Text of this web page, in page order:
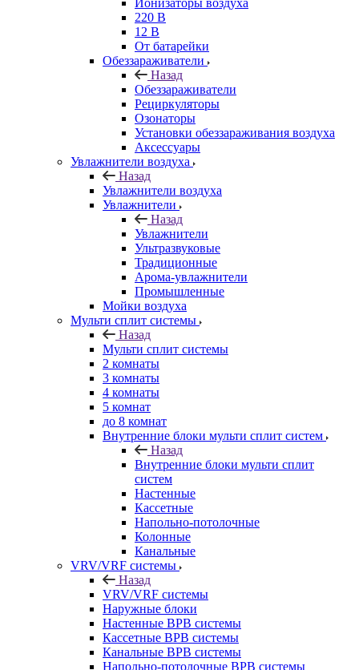
Ионизаторы воздуха
220 В
12 В
От батарейки
Обеззараживатели
Назад
Обеззараживатели
Рециркуляторы
Озонаторы
Установки обеззараживания воздуха
Аксессуары
Увлажнители воздуха
Назад
Увлажнители воздуха
Увлажнители
Назад
Увлажнители
Ультразвуковые
Традиционные
Арома-увлажнители
Промышленные
Мойки воздуха
Мульти сплит системы
Назад
Мульти сплит системы
2 комнаты
3 комнаты
4 комнаты
5 комнат
до 8 комнат
Внутренние блоки мульти сплит систем
Назад
Внутренние блоки мульти сплит
систем
Настенные
Кассетные
Напольно-потолочные
Колонные
Канальные
VRV/VRF системы
Назад
VRV/VRF системы
Наружные блоки
Настенные ВРВ системы
Кассетные ВРВ системы
Канальные ВРВ системы
Напольно-потолочные ВРВ системы